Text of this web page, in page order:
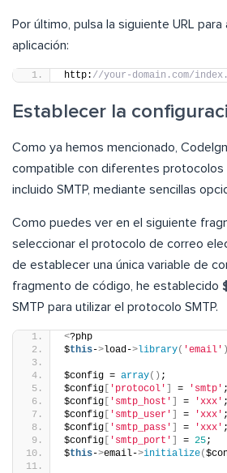
Por último, pulsa la siguiente URL para
aplicación:
http: //your-domain.com/
Establecer la
Como ya hemos mencionado,
compatible con diferentes protocolos
incluido SMTP, mediante sencillas
Como puedes ver en el siguiente
seleccionar el protocolo de correo
de establecer una única variable de
fragmento de código, he establecido
SMTP para utilizar el protocolo SMTP.
<?php
$this->load->library( 'email' )
$config = array() ;
$config
'protocol' = 'smtp' ;
$config
'smtp_host' = 'xxx' ;
$config
'smtp_user' = 'xxx' ;
$config
'smtp_pass' = 'xxx' ;
$config
'smtp_port' = 25;
$this->email->initialize(